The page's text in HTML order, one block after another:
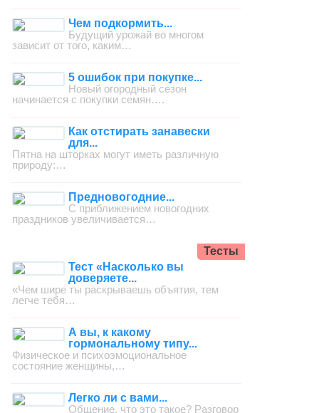
Чем подкормить...
Будущий урожай во многом
зависит от того, каким…
5 ошибок при покупке...
Новый огородный сезон
начинается с покупки семян….
Как отстирать занавески
для...
Пятна на шторках могут иметь различную
природу:…
Предновогодние...
С приближением новогодних
праздников увеличивается…
Тесты
Тест «Насколько вы
доверяете...
«Чем шире ты раскрываешь объятия, тем
легче тебя…
А вы, к какому
гормональному типу...
Физическое и психоэмоциональное
состояние женщины,…
Легко ли с вами...
Общение, что это такое? Разговор